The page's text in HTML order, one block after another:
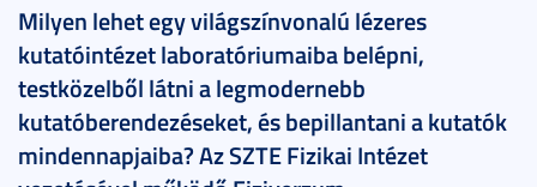
Milyen lehet egy világszínvonalú lézeres
kutatóintézet laboratóriumaiba belépni,
testközelből látni a legmodernebb
kutatóberendezéseket, és bepillantani a kutatók
mindennapjaiba? Az SZTE Fizikai Intézet